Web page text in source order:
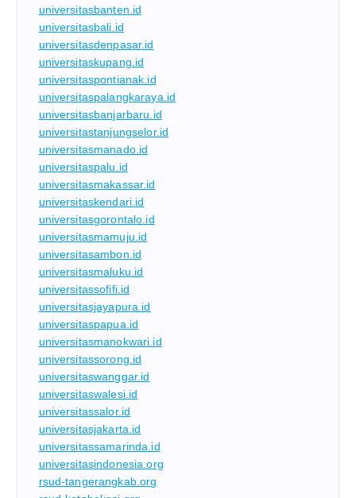
universitasbanten.id
universitasbali.id
universitasdenpasar.id
universitaskupang.id
universitaspontianak.id
universitaspalangkaraya.id
universitasbanjarbaru.id
universitastanjungselor.id
universitasmanado.id
universitaspalu.id
universitasmakassar.id
universitaskendari.id
universitasgorontalo.id
universitasmamuju.id
universitasambon.id
universitasmaluku.id
universitassofifi.id
universitasjayapura.id
universitaspapua.id
universitasmanokwari.id
universitassorong.id
universitaswanggar.id
universitaswalesi.id
universitassalor.id
universitasjakarta.id
universitassamarinda.id
universitasindonesia.org
rsud-tangerangkab.org